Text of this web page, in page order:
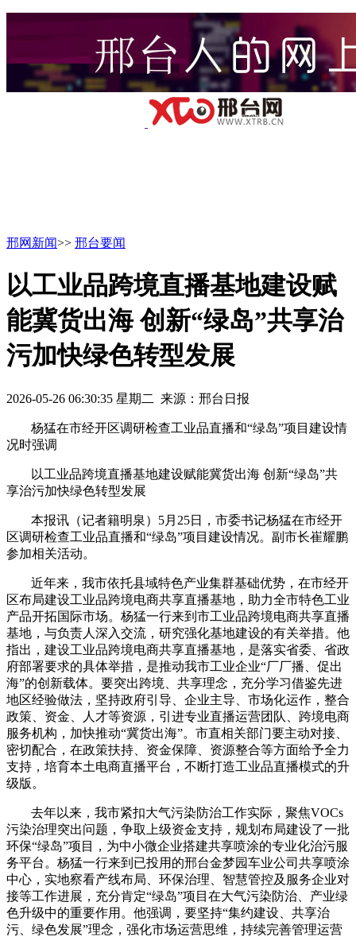
邢网新闻>> 邢台要闻
以工业品跨境直播基地建设赋
能冀货出海 创新“绿岛”共享治
污加快绿色转型发展
2026-05-26 06:30:35 星期二 来源：邢台日报
杨猛在市经开区调研检查工业品直播和“绿岛”项目建设情
况时强调
以工业品跨境直播基地建设赋能冀货出海 创新“绿岛”共
享治污加快绿色转型发展
本报讯（记者籍明泉）5月25日，市委书记杨猛在市经开
区调研检查工业品直播和“绿岛”项目建设情况。副市长崔耀鹏
参加相关活动。
近年来，我市依托县域特色产业集群基础优势，在市经开
区布局建设工业品跨境电商共享直播基地，助力全市特色工业
产品开拓国际市场。杨猛一行来到市工业品跨境电商共享直播
基地，与负责人深入交流，研究强化基地建设的有关举措。他
指出，建设工业品跨境电商共享直播基地，是落实省委、省政
府部署要求的具体举措，是推动我市工业企业“厂厂播、促出
海”的创新载体。要突出跨境、共享理念，充分学习借鉴先进
地区经验做法，坚持政府引导、企业主导、市场化运作，整合
政策、资金、人才等资源，引进专业直播运营团队、跨境电商
服务机构，加快推动“冀货出海”。市直相关部门要主动对接、
密切配合，在政策扶持、资金保障、资源整合等方面给予全力
支持，培育本土电商直播平台，不断打造工业品直播模式的升
级版。
去年以来，我市紧扣大气污染防治工作实际，聚焦VOCs
污染治理突出问题，争取上级资金支持，规划布局建设了一批
环保“绿岛”项目，为中小微企业搭建共享喷涂的专业化治污服
务平台。杨猛一行来到已投用的邢台金梦园车业公司共享喷涂
中心，实地察看产线布局、环保治理、智慧管控及服务企业对
接等工作进展，充分肯定“绿岛”项目在大气污染防治、产业绿
色升级中的重要作用。他强调，要坚持“集约建设、共享治
污、绿色发展”理念，强化市场运营思维，持续完善管理运营